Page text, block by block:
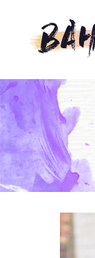
Beo
Art